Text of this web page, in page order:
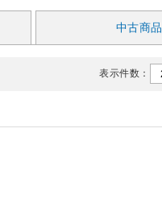
中古商品
表示件数：